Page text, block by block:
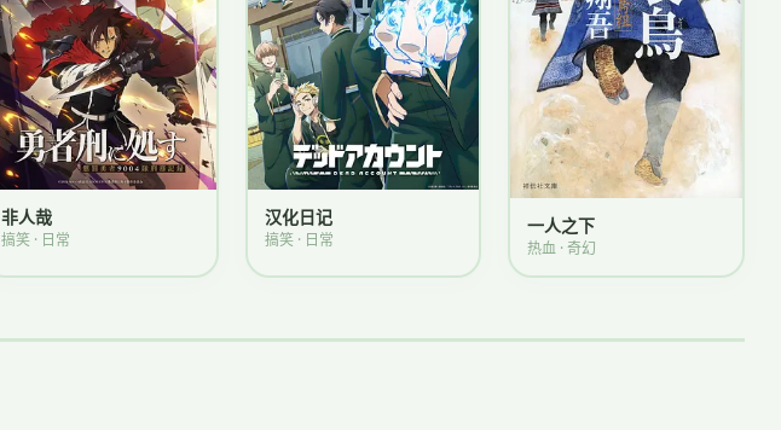
非人哉
搞笑 · 日常
汉化日记
搞笑 · 日常
一人之下
热血 · 奇幻